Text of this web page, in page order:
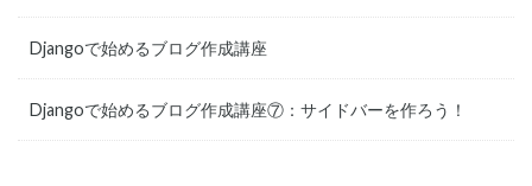
Djangoで始めるブログ作成講座
Djangoで始めるブログ作成講座⑦：サイドバーを作ろう！